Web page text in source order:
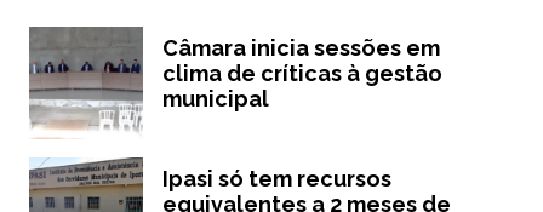
Câmara inicia sessões em
clima de críticas à gestão
municipal
Ipasi só tem recursos
equivalentes a 2 meses de